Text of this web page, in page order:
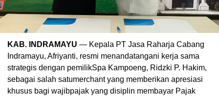
KAB. INDRAMAYU — Kepala PT Jasa Raharja Cabang
Indramayu, Afriyanti, resmi menandatangani kerja sama
strategis dengan pemilikSpa Kampoeng, Ridzki P. Hakim,
sebagai salah satumerchantyang memberikan apresiasi
khusus bagi wajibpajak yang disiplin membayar Pajak